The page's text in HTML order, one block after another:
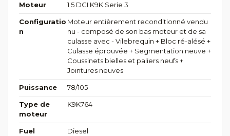
Moteur 1.5 DCI K9K Serie 3
Configuratio
n
Moteur entièrement reconditionné vendu
nu - composé de son bas moteur et de sa
culasse avec - Vilebrequin + Bloc ré-alésé +
Culasse éprouvée + Segmentation neuve +
Coussinets bielles et paliers neufs +
Jointures neuves
Puissance 78/105
Type de
moteur
K9K764
Fuel Diesel